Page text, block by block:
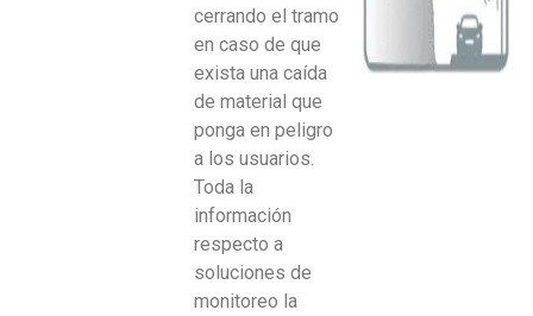
cerrando el tramo
en caso de que
exista una caída
de material que
ponga en peligro
a los usuarios.
Toda la
información
respecto a
soluciones de
monitoreo la